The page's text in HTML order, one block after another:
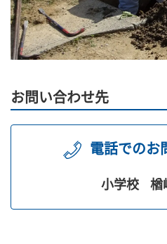
お問い合わせ先
電話でのお
小学校 楢